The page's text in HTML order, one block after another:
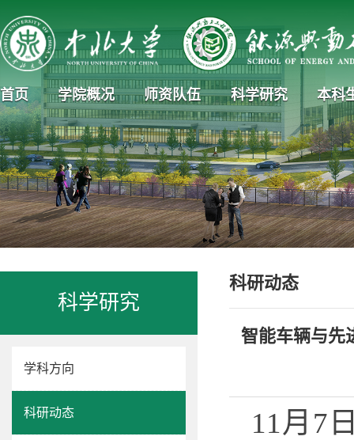
首页 学院概况 师资队伍 科学研究 本科
科学研究
学科方向
科研动态
科研动态
智能车辆与先
11月7